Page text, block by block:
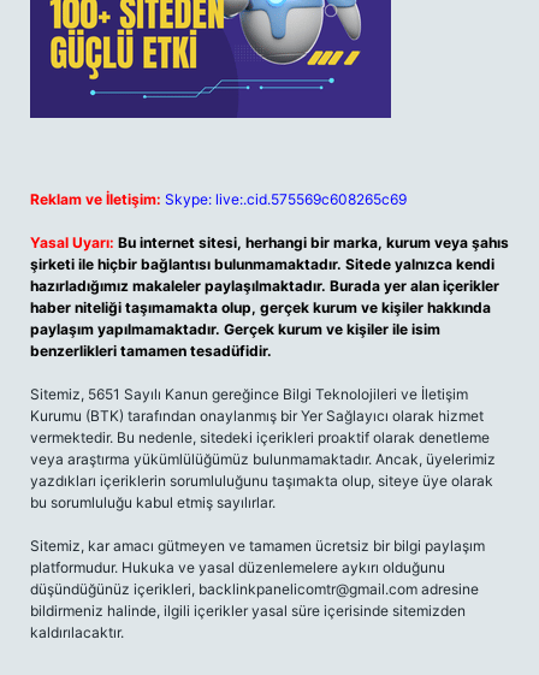
Reklam ve İletişim: Skype: live:.cid.575569c608265c69
Yasal Uyarı: Bu internet sitesi, herhangi bir marka, kurum veya şahıs
şirketi ile hiçbir bağlantısı bulunmamaktadır. Sitede yalnızca kendi
hazırladığımız makaleler paylaşılmaktadır. Burada yer alan içerikler
haber niteliği taşımamakta olup, gerçek kurum ve kişiler hakkında
paylaşım yapılmamaktadır. Gerçek kurum ve kişiler ile isim
benzerlikleri tamamen tesadüfidir.
Sitemiz, 5651 Sayılı Kanun gereğince Bilgi Teknolojileri ve İletişim
Kurumu (BTK) tarafından onaylanmış bir Yer Sağlayıcı olarak hizmet
vermektedir. Bu nedenle, sitedeki içerikleri proaktif olarak denetleme
veya araştırma yükümlülüğümüz bulunmamaktadır. Ancak, üyelerimiz
yazdıkları içeriklerin sorumluluğunu taşımakta olup, siteye üye olarak
bu sorumluluğu kabul etmiş sayılırlar.
Sitemiz, kar amacı gütmeyen ve tamamen ücretsiz bir bilgi paylaşım
platformudur. Hukuka ve yasal düzenlemelere aykırı olduğunu
düşündüğünüz içerikleri, backlinkpanelicomtr@gmail.com adresine
bildirmeniz halinde, ilgili içerikler yasal süre içerisinde sitemizden
kaldırılacaktır.